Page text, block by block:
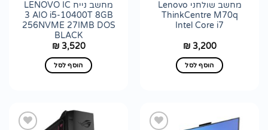
מחשב שולחני Lenovo
ThinkCentre M70q
Intel Core i7
₪3,200
הוסף לסל
מחשב נייח LENOVO IC
3 AIO i5-10400T 8GB
256NVME 27IMB DOS
BLACK
₪3,520
הוסף לסל